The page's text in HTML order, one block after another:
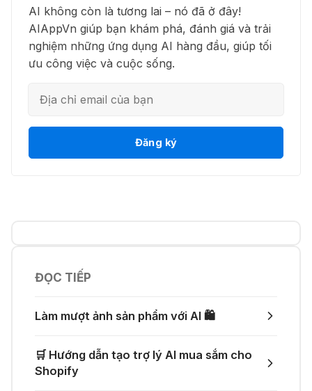
27 Thg 07 2026
🍎 Claude for Teachers – chương
trình miễn phí dành cho giáo viên
15 Thg 07 2026
Business miễn phí tháng
quyền của Suno và Udio
💻 Blackbox AI - Trợ lý lập trình
thông minh
trình công việc
👨‍💻 Firebase Studio - Xây dựng
🤙 Lindy AI: Tự động hóa thông
AI không còn là tương lai – nó đã ở đây!
AIAppVn giúp bạn khám phá, đánh giá và trải
nghiệm những ứng dụng AI hàng đầu, giúp tối
ưu công việc và cuộc sống.
Đăng ký
ĐỌC TIẾP
Làm mượt ảnh sản phẩm với AI 🛍️
🛒 Hướng dẫn tạo trợ lý AI mua sắm cho
Shopify